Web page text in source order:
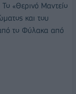
Το «Θερινό Μαντείο
και του
το Φύλακα από